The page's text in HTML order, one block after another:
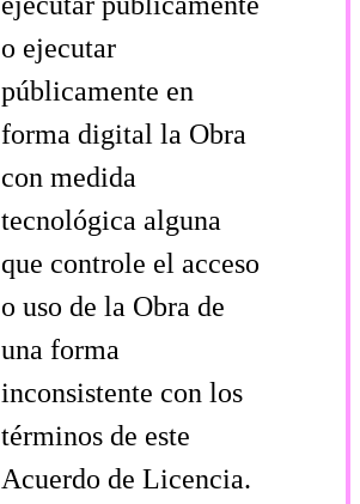
o ejecutar
públicamente en
forma digital la Obra
con medida
tecnológica alguna
que controle el acceso
o uso de la Obra de
una forma
inconsistente con los
términos de este
Acuerdo de Licencia.